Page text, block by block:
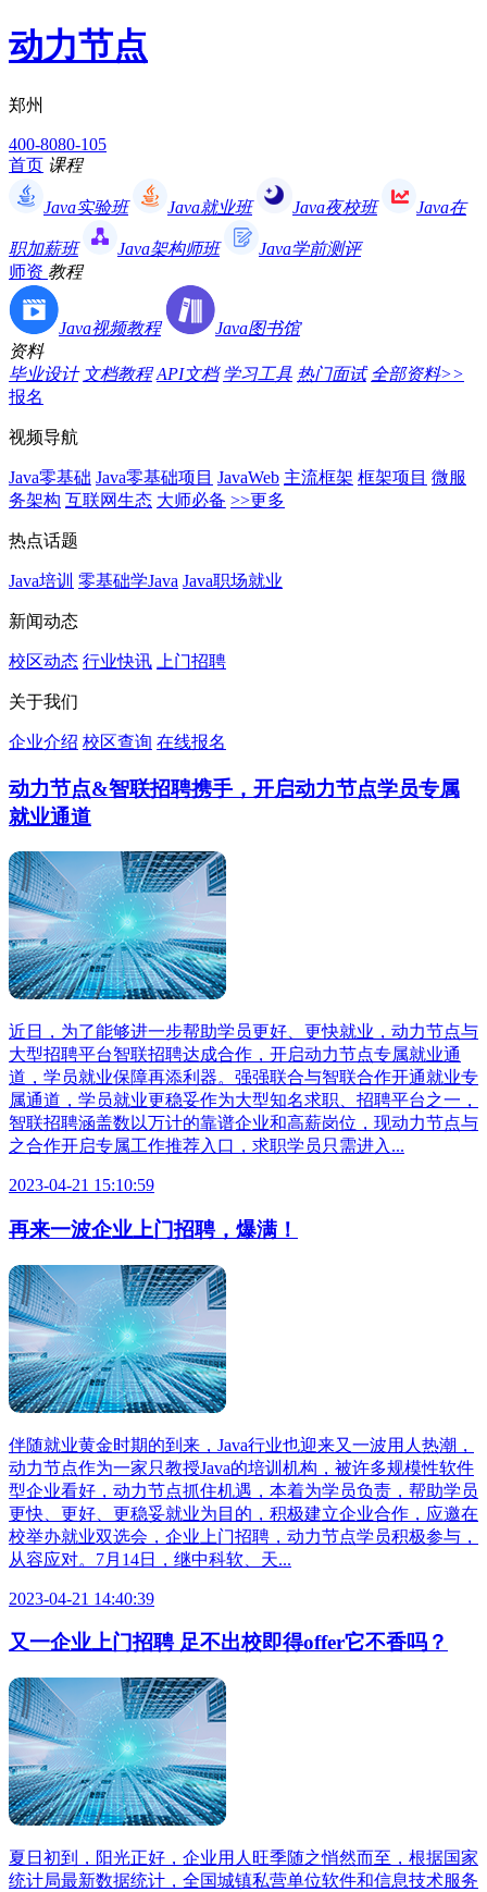
动力节点
郑州
400-8080-105
首页 课程
Java实验班 Java就业班 Java夜校班 Java在
职加薪班 Java架构师班
Java学前测评
师资 教程
Java视频教程
Java图书馆
资料
毕业设计 文档教程 API文档 学习工具 热门面试 全部资料>>
报名
视频导航
Java零基础 Java零基础项目 JavaWeb 主流框架 框架项目 微服
务架构 互联网生态 大师必备 >>更多
热点话题
Java培训 零基础学Java Java职场就业
新闻动态
校区动态 行业快讯 上门招聘
关于我们
企业介绍 校区查询 在线报名
动力节点&智联招聘携手，开启动力节点学员专属
就业通道
近日，为了能够进一步帮助学员更好、更快就业，动力节点与
大型招聘平台智联招聘达成合作，开启动力节点专属就业通
道，学员就业保障再添利器。强强联合与智联合作开通就业专
属通道，学员就业更稳妥作为大型知名求职、招聘平台之一，
智联招聘涵盖数以万计的靠谱企业和高薪岗位，现动力节点与
之合作开启专属工作推荐入口，求职学员只需进入...
2023-04-21 15:10:59
再来一波企业上门招聘，爆满！
伴随就业黄金时期的到来，Java行业也迎来又一波用人热潮，
动力节点作为一家只教授Java的培训机构，被许多规模性软件
型企业看好，动力节点抓住机遇，本着为学员负责，帮助学员
更快、更好、更稳妥就业为目的，积极建立企业合作，应邀在
校举办就业双选会，企业上门招聘，动力节点学员积极参与，
从容应对。7月14日，继中科软、天...
2023-04-21 14:40:39
又一企业上门招聘 足不出校即得offer它不香吗？
夏日初到，阳光正好，企业用人旺季随之悄然而至，根据国家
统计局最新数据统计，全国城镇私营单位软件和信息技术服务